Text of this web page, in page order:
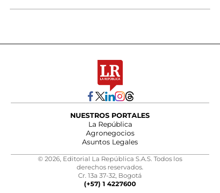
NUESTROS PORTALES
La República
Agronegocios
Asuntos Legales
© 2026, Editorial La República S.A.S. Todos los
derechos reservados.
Cr. 13a 37-32, Bogotá
(+57) 1 4227600